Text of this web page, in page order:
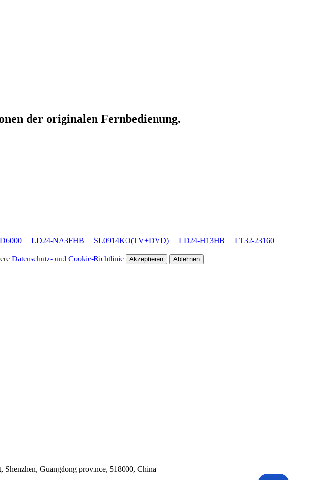
der originalen Fernbedienung.
LD24-NA3FHB SL0914KO(TV+DVD) LD24-H13HB
LT32-23160
Datenschutz- und Cookie-Richtlinie Akzeptieren Ablehnen
Guangdong province, 518000, China